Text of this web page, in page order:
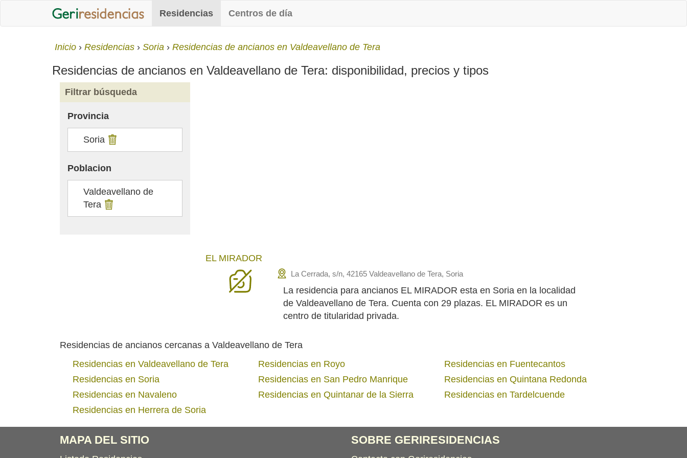
Residencias Centros de día
Inicio Residencias Soria Residencias de ancianos en Valdeavellano de Tera
Residencias de ancianos en Valdeavellano de Tera: disponibilidad, precios y tipos
Filtrar búsqueda
Provincia
Soria
Poblacion
Valdeavellano de
Tera
EL MIRADOR
La Cerrada, s/n, 42165 Valdeavellano de Tera, Soria
La residencia para ancianos EL MIRADOR esta en Soria en la localidad
de Valdeavellano de Tera. Cuenta con 29 plazas. EL MIRADOR es un
centro de titularidad privada.
Residencias de ancianos cercanas a Valdeavellano de Tera
Residencias en Valdeavellano de Tera
Residencias en Royo
Residencias en Fuentecantos
Residencias en Soria
Residencias en San Pedro Manrique
Residencias en Quintana Redonda
Residencias en Navaleno
Residencias en Quintanar de la Sierra
Residencias en Tardelcuende
Residencias en Herrera de Soria
MAPA DEL SITIO SOBRE GERIRESIDENCIAS